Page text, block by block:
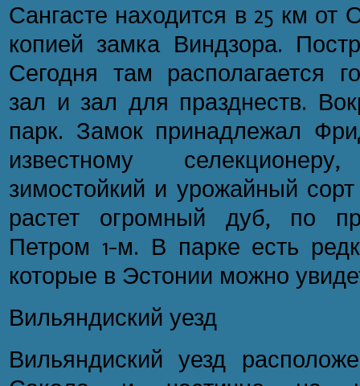
Сангасте находится в 25 км от
копией замка Виндзора.
Сегодня там располагается
зал и зал для празднеств.
парк. Замок принадлежал
известному
зимостойкий и урожайный
растет огромный дуб, по
Петром 1-м. В парке есть
которые в Эстонии можно
Вильяндиский уезд
Вильяндиский уезд